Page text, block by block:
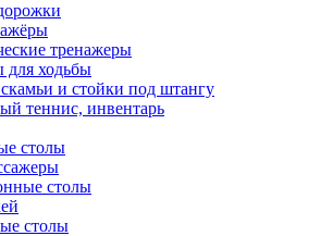
тренажеры
для ходьбы
и стойки под штангу
теннис, инвентарь
столы
столы
столы